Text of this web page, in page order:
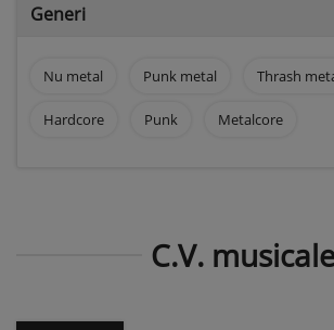
Generi
Nu metal Punk metal Thrash
Hardcore Punk Metalcore
C.V.